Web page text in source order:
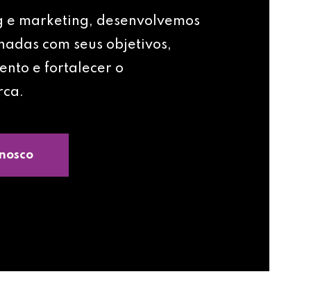
marketing, desenvolvemos
com seus objetivos,
e fortalecer o